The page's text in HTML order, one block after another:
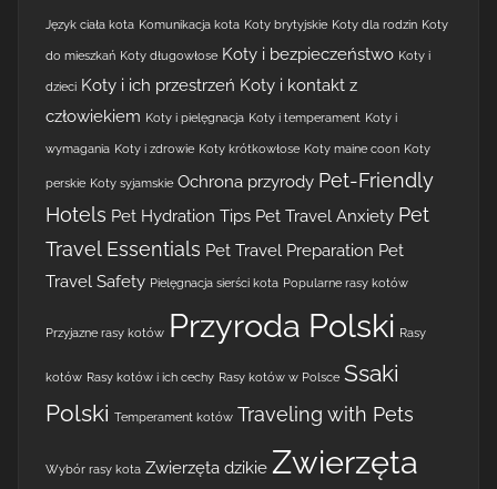
Język ciała kota Komunikacja kota Koty brytyjskie Koty dla rodzin Koty
do mieszkań Koty długowłose Koty i bezpieczeństwo Koty i
dzieci Koty i ich przestrzeń Koty i kontakt z
człowiekiem Koty i pielęgnacja Koty i temperament Koty i
wymagania Koty i zdrowie Koty krótkowłose Koty maine coon Koty
perskie Koty syjamskie Ochrona przyrody Pet-Friendly
Hotels Pet Hydration Tips Pet Travel Anxiety Pet
Travel Essentials Pet Travel Preparation Pet
Travel Safety Pielęgnacja sierści kota Popularne rasy kotów
Przyjazne rasy kotów Przyroda Polski Rasy
kotów Rasy kotów i ich cechy Rasy kotów w Polsce Ssaki
Polski Temperament kotów Traveling with Pets
Wybór rasy kota Zwierzęta dzikie Zwierzęta